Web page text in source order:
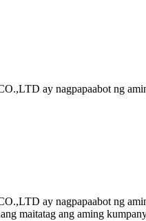
ay nagpapaabot ng
ay nagpapaabot ng
maitatag ang aming